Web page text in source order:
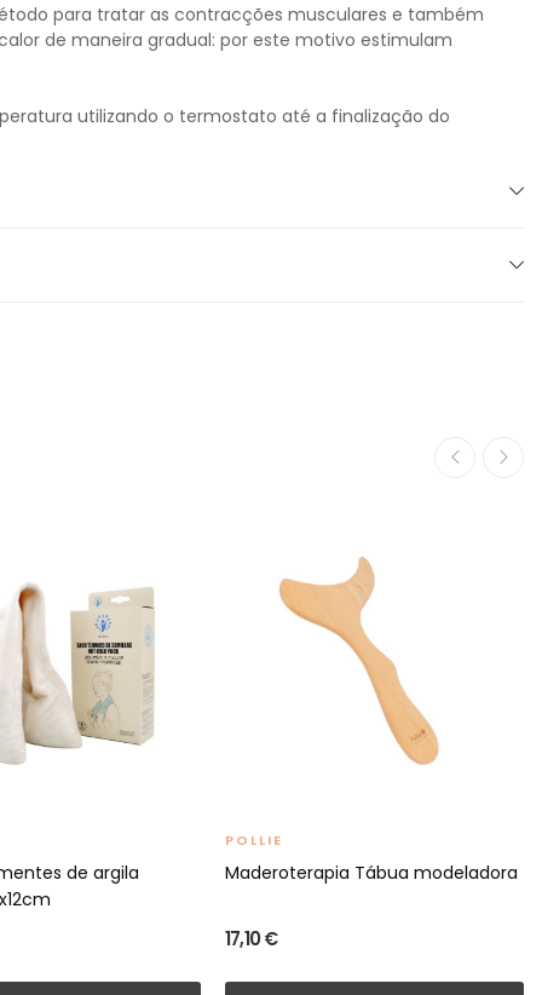
para tratar as contracções musculares e também
de maneira gradual: por este motivo estimulam
utilizando o termostato até a finalização do
de argila
POLLIE
Maderoterapia Tábua modeladora
17,10 €